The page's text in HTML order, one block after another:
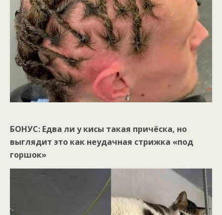
БОНУС: Едва ли у кисы такая причёска, но
выглядит это как неудачная стрижка «под
горшок»